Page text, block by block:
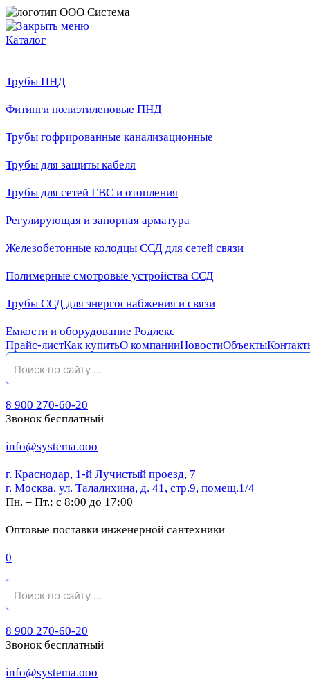
Каталог
Трубы ПНД
Фитинги полиэтиленовые ПНД
Трубы гофрированные канализационные
Трубы для защиты кабеля
Трубы для сетей ГВС и отопления
Регулирующая и запорная арматура
Железобетонные колодцы ССД для сетей связи
Полимерные смотровые устройства ССД
Трубы ССД для энергоснабжения и связи
Емкости и оборудование Родлекс
Прайс-листКак купитьО компанииНовостиОбъекты
8 900 270-60-20
Звонок бесплатный
info@systema.ooo
г. Краснодар, 1-й Лучистый проезд, 7
г. Москва, ул. Талалихина, д. 41, стр.9, помещ.1/4
Пн. – Пт.: с 8:00 до 17:00
Оптовые поставки инженерной сантехники
0
8 900 270-60-20
Звонок бесплатный
info@systema.ooo